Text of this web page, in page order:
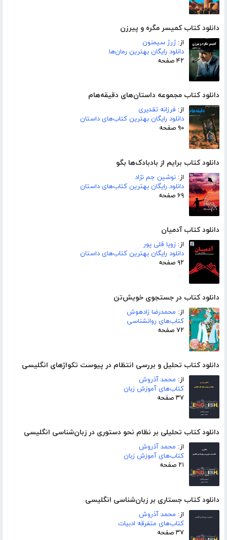
دانلود کتاب کمیسر مگره و پیرزن
از:ژرژ سیمنون
دانلود رایگان بهترین رمان‌ها
۴۲ صفحه
دانلود کتاب مجموعه داستان‌های دقیقه‌هام
از: فرزانه تقدیری
دانلود رایگان بهترین کتاب‌های داستان
۹۰ صفحه
دانلود کتاب برایم از بادبادک‌ها بگو
از: نوشین جم نژاد
دانلود رایگان بهترین کتاب‌های داستان
۶۹ صفحه
دانلود کتاب آدمیان
از: زویا قلی پور
دانلود رایگان بهترین کتاب‌های داستان
۹۲ صفحه
دانلود کتاب در جستجوی خویش‌تن
از: محمدرضا زادهوش
کتاب‌های روانشناسی
۷۲ صفحه
دانلود کتاب تحلیل و بررسی انتظام در پیوست تکواژهای انگلیسی
از: محمد آذروش
کتاب‌های آموزش زبان
۳۷ صفحه
دانلود کتاب تحلیلی بر نظام نحو دستوری در زبان‌شناسی انگلیسی
از: محمد آذروش
کتاب‌های آموزش زبان
۲۱ صفحه
دانلود کتاب جستاری بر زبان‌شناسی انگلیسی
از: محمد آذروش
کتاب‌های متفرقه ادبیات
۳۷ صفحه